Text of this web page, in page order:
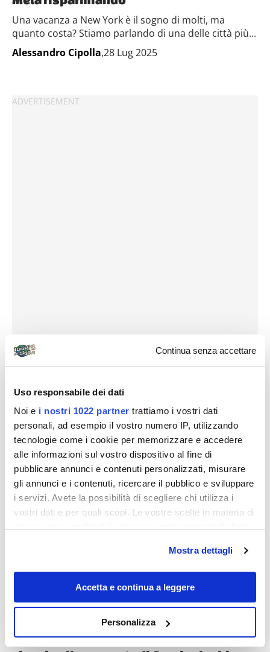
Continua senza accettare
Uso responsabile dei dati
Noi e i nostri 1022 partner trattiamo i vostri dati
personali, ad esempio il vostro numero IP, utilizzando
tecnologie come i cookie per memorizzare e accedere
alle informazioni sul vostro dispositivo al fine di
pubblicare annunci e contenuti personalizzati, misurare
gli annunci e i contenuti, ricercare il pubblico e sviluppare
i servizi. Avete la possibilità di scegliere chi utilizza i
vostri dati e per quali scopi. Le vostre scelte in materia di
modificare o revocare il proprio consenso in qualsiasi
momento dalla Dichiarazione sui cookie o facendo clic
sull'icona di attivazione della privacy.
raccogliere informazioni sulla tua posizione
geografica, con un'approssimazione di qualche
Mostra dettagli
Accetta e continua a leggere
Personalizza
Una vacanza a New York è il sogno di molti, ma
quanto costa? Stiamo parlando di una delle città più...
Alessandro Cipolla,28 Lug 2025
Destinazioni
Sentieri panoramici e ville d’autore: